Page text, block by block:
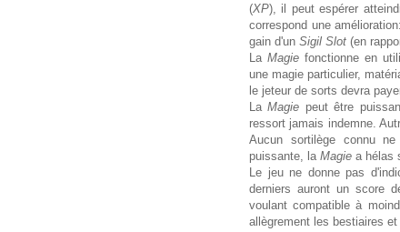
(XP), il peut espérer
correspond une
gain d'un Sigil Slot (en
La Magie fonctionne en
une magie particulier,
le jeteur de sorts devra
LaMagie peut être
ressort jamais indemne.
Aucun sortilège connu
puissante, la Magie a hélas
Le jeu ne donne pas
derniers auront un score
voulant compatible à
allègrement les bestiaires et